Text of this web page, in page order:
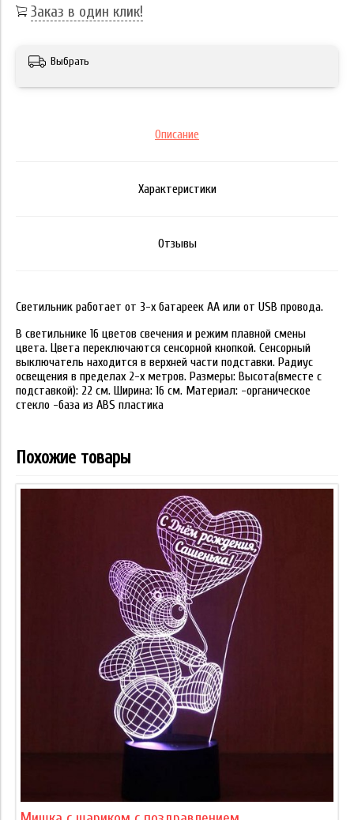
Заказ в один клик!
Выбрать
Описание
Характеристики
Отзывы
Светильник работает от 3-х батареек АА или от USB провода.
В светильнике 16 цветов свечения и режим плавной смены
цвета. Цвета переключаются сенсорной кнопкой. Сенсорный
выключатель находится в верхней части подставки. Радиус
освещения в пределах 2-х метров. Размеры: Высота(вместе с
подставкой): 22 см. Ширина: 16 см. Материал: -органическое
стекло -база из ABS пластика
Похожие товары